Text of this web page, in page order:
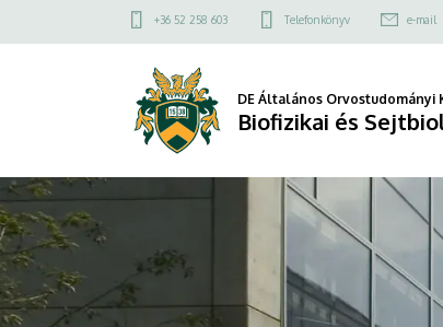
Biofizikai
Sejtbiológiai
Felső
menü
+36 52 258 603 Telefonkönyv e-mail
DE Általános Orvostudományi
Biofizikai és
DIAVETÍTÉS